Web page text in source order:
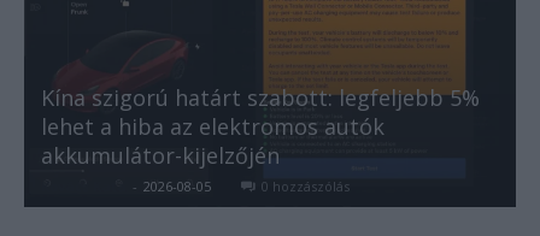
Kína szigorú határt szabott: legfeljebb 5%
lehet a hiba az elektromos autók
akkumulátor-kijelzőjén
- 2026-08-05 0 hozzászólás